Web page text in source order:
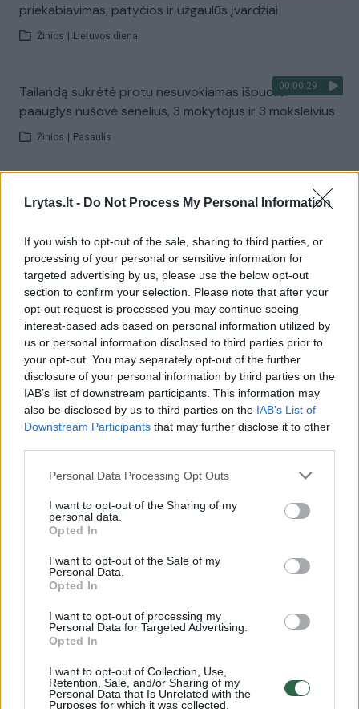
Lrytas.lt - Do Not Process My Personal Information
If you wish to opt-out of the sale, sharing to third parties, or
processing of your personal or sensitive information for
targeted advertising by us, please use the below opt-out
section to confirm your selection. Please note that after your
opt-out request is processed you may continue seeing
interest-based ads based on personal information utilized by
us or personal information disclosed to third parties prior to
your opt-out. You may separately opt-out of the further
disclosure of your personal information by third parties on the
IAB’s list of downstream participants. This information may
also be disclosed by us to third parties on the IAB’s List of
Downstream Participants that may further disclose it to other
Personal Data Processing Opt Outs
I want to opt-out of the Sharing of my
personal data.
Opted In
I want to opt-out of the Sale of my
Personal Data.
Opted In
I want to opt-out of processing my
Personal Data for Targeted Advertising.
Opted In
I want to opt-out of Collection, Use,
Retention, Sale, and/or Sharing of my
Personal Data that Is Unrelated with the
Purposes for which it was collected.
priekabiavimas, patyčios ir užgaulūs įvardžiai
Žinios Lietuvos diena
00:00:29
Tailandą sukrėtė protu nesuvokiamas išpuolis:
paauglys nušovė senelius, 3 mokytojus ir 3 moksleivius
Žinios Pasaulis
00:02:08
apgynė čempionų vardą
Žinios | Lietuvos diena
Visi įrašai
Žiūrimiausi įrašai
Vaizdai iš tragiškos avarijos Vilniaus r.: dviejų moterų ir
Žinios Lietuvos diena
00:00:57
Savaitės vidurys nusimato karštas: temperatūra kils iki
Žinios | Orai
00:00:59
Nufilmavo, kaip patvino Vilniaus Vakarinis aplinkkelis:
vaizdas pribloškia
Žinios | Lietuvos diena